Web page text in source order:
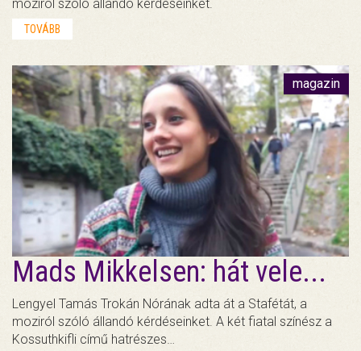
moziról szóló állandó kérdéseinket.
TOVÁBB
magazin
Mads Mikkelsen: hát vele...
Lengyel Tamás Trokán Nórának adta át a Stafétát, a
moziról szóló állandó kérdéseinket. A két fiatal színész a
Kossuthkifli című hatrészes…